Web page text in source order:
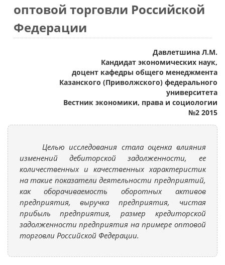
оптовой торговли Российской
Федерации
Давлетшина Л.М.
Кандидат экономических наук,
доцент кафедры общего менеджмента
Казанского (Приволжского) федерального
университета
Вестник экономики, права и социологии
№2 2015
Целью исследования стала оценка влияния
изменений дебиторской задолженности, ее
количественных и качественных характеристик
на такие показатели деятельности предприятий,
какоборачиваемость оборотных активов
предприятия, выручка предприятия, чистая
прибыль предприятия, размер кредиторской
задолженности предприятия на примере оптовой
торговли Российской Федерации.